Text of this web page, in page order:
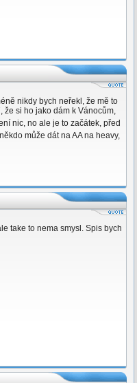
nikdy bych neřekl, že mě to
že si ho jako dám k Vánocům,
nic, no ale je to začátek, před
může dát na AA na heavy,
take to nema smysl. Spis bych